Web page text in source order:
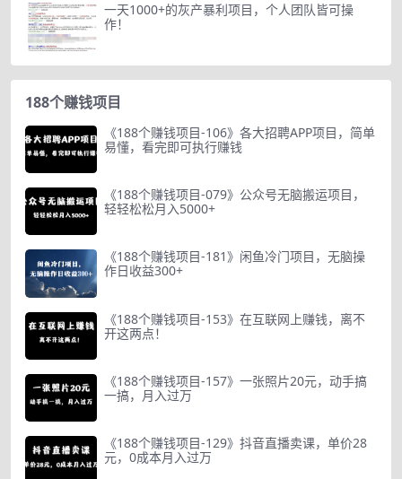
一天1000+的灰产暴利项目，个人团队皆可操
作！
188个赚钱项目
《188个赚钱项目-106》各大招聘APP项目，简单
易懂，看完即可执行赚钱
《188个赚钱项目-079》公众号无脑搬运项目，
轻轻松松月入5000+
《188个赚钱项目-181》闲鱼冷门项目，无脑操
作日收益300+
《188个赚钱项目-153》在互联网上赚钱，离不
开这两点！
《188个赚钱项目-157》一张照片20元，动手搞
一搞，月入过万
《188个赚钱项目-129》抖音直播卖课，单价28
元，0成本月入过万